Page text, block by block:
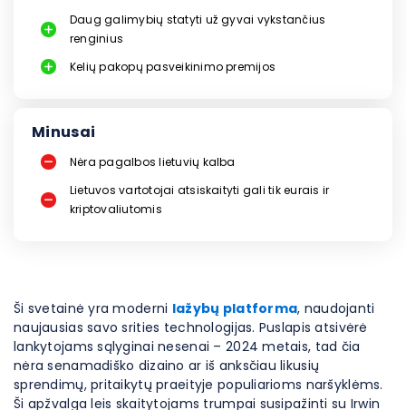
Daug galimybių statyti už gyvai vykstančius
renginius
Kelių pakopų pasveikinimo premijos
Minusai
Nėra pagalbos lietuvių kalba
Lietuvos vartotojai atsiskaityti gali tik eurais ir
kriptovaliutomis
Ši svetainė yra moderni lažybų platforma, naudojanti
naujausias savo srities technologijas. Puslapis atsivėrė
lankytojams sąlyginai nesenai – 2024 metais, tad čia
nėra senamadiško dizaino ar iš anksčiau likusių
sprendimų, pritaikytų praeityje populiarioms naršyklėms.
Ši apžvalga leis skaitytojams trumpai susipažinti su Irwin